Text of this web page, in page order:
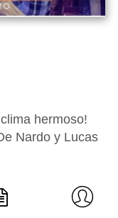
hermoso!
Nardo y Lucas